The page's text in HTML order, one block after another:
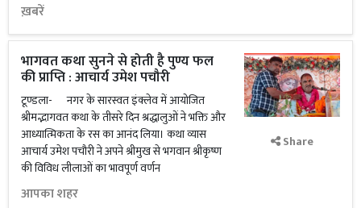
ख़बरें
भागवत कथा सुनने से होती है पुण्य फल
की प्राप्ति : आचार्य उमेश पचौरी
टूण्डला- नगर के सारस्वत इंक्लेव में आयोजित
श्रीमद्भागवत कथा के तीसरे दिन श्रद्धालुओं ने भक्ति और
आध्यात्मिकता के रस का आनंद लिया। कथा व्यास
आचार्य उमेश पचौरी ने अपने श्रीमुख से भगवान श्रीकृष्ण
की विविध लीलाओं का भावपूर्ण वर्णन
आपका शहर
Share